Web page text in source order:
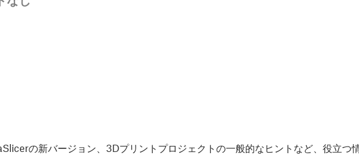
の新バージョン、3Dプリントプロジェクトの一般的なヒントなど、役立つ